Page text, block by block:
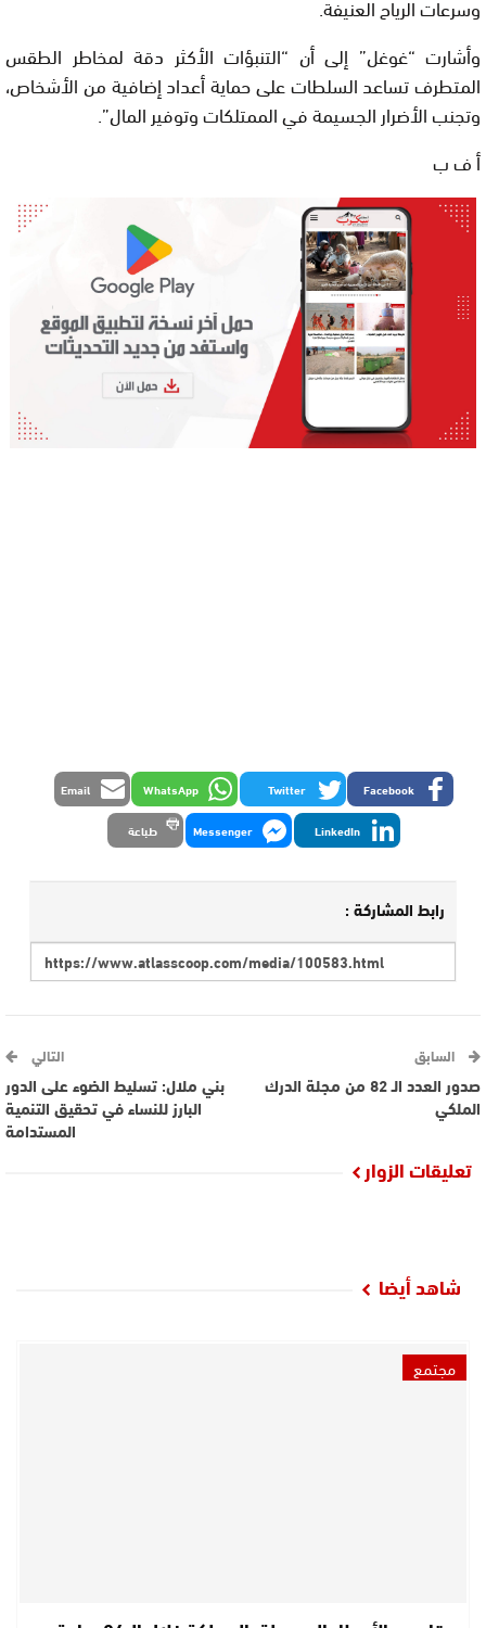
وأشارت “غوغل” إلى أن “التنبؤات الأكثر دقة لمخاطر الطقس
المتطرف تساعد السلطات على حماية أعداد إضافية من الأشخاص،
وتجنب الأضرار الجسيمة في الممتلكات وتوفير المال”.
أ ف ب
Facebook
Twitter
WhatsApp
Email
LinkedIn
Messenger طباعة
رابط المشاركة :
السابق
صدور العدد الـ 82 من مجلة الدرك
الملكي
التالي
بني ملال: تسليط الضوء على الدور
البارز للنساء في تحقيق التنمية
المستدامة
تعليقات الزوار
شاهد أيضا
مجتمع